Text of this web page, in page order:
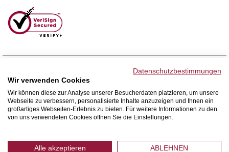
WIR VERSENDEN MIT
Datenschutzbestimmungen
Wir verwenden Cookies
Wir können diese zur Analyse unserer Besucherdaten platzieren, um unsere
Webseite zu verbessern, personalisierte Inhalte anzuzeigen und Ihnen ein
großartiges Webseiten-Erlebnis zu bieten. Für weitere Informationen zu den
von uns verwendeten Cookies öffnen Sie die Einstellungen.
Alle akzeptieren ABLEHNEN